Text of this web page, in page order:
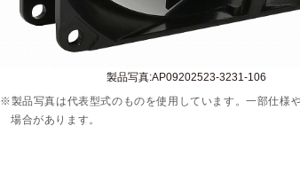
製品写真:AP09202523-3231-106
※製品写真は代表型式のものを使用しています。一部仕様
場合があります。